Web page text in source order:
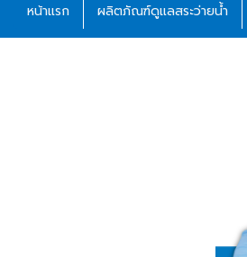
หน้าแรก ผลิตภัณฑ์ดูแลสระว่ายน้ำ